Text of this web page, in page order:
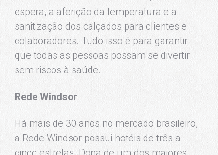
espera, a aferição da temperatura e a
sanitização dos calçados para clientes e
colaboradores. Tudo isso é para garantir
que todas as pessoas possam se divertir
sem riscos à saúde.
Rede Windsor
Há mais de 30 anos no mercado brasileiro,
a Rede Windsor possui hotéis de três a
cinco estrelas. Dona de um dos maiores